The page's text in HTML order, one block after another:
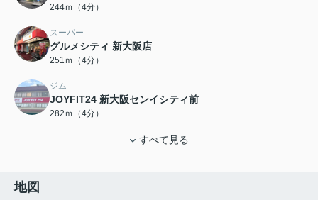
244ｍ（4分）
スーパー
グルメシティ 新大阪店
251ｍ（4分）
ジム
JOYFIT24 新大阪センイシティ前
282ｍ（4分）
すべて見る
地図